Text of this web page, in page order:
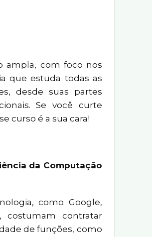
ampla, com foco nos
que estuda todas as
desde suas partes
Se você curte
curso é a sua cara!
da Computação
como Google,
costumam contratar
de funções, como